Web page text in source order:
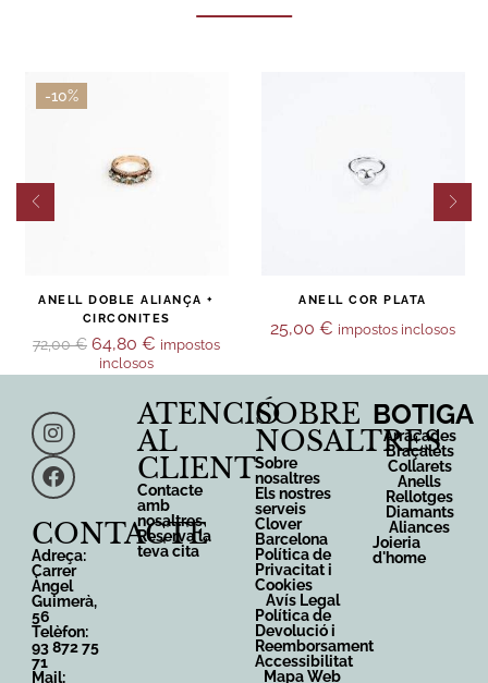
-10%
ANELL DOBLE ALIANÇA +
CIRCONITES
72,00€ 64,80 € impostos
inclosos
ANELL COR PLATA
25,00 € impostos inclosos
CONTACTE
Adreça:
Carrer
Àngel
Guimerà,
56
Telèfon:
93 872 75
71
Mail:
ATENCIÓ
AL
CLIENT
Contacte
amb
nosaltres
Reserva la
teva cita
SOBRE
NOSALTRES
Sobre
nosaltres
Els nostres
serveis
Clover
Barcelona
Política de
Privacitat i
Cookies
Avís Legal
Política de
Devolució i
Reemborsament
Accessibilitat
Mapa Web
BOTIGA
Arracades
Braçalets
Collarets
Anells
Rellotges
Diamants
Aliances
Joieria
d'home